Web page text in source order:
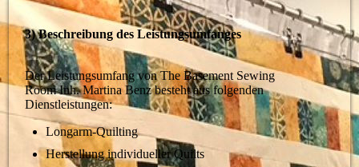
3) Beschreibung des Leistungsumfanges
Der Leistungsumfang von The Basement Sewing
Room Inh. Martina Benz besteht aus folgenden
Dienstleistungen:
Longarm-Quilting
Herstellung individueller Quilts